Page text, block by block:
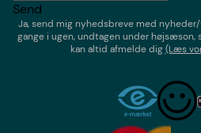
Send
Ja, send mig nyhedsbreve med
gange i ugen,undtagen under højsæson,
kan altid afmelde dig(Læs